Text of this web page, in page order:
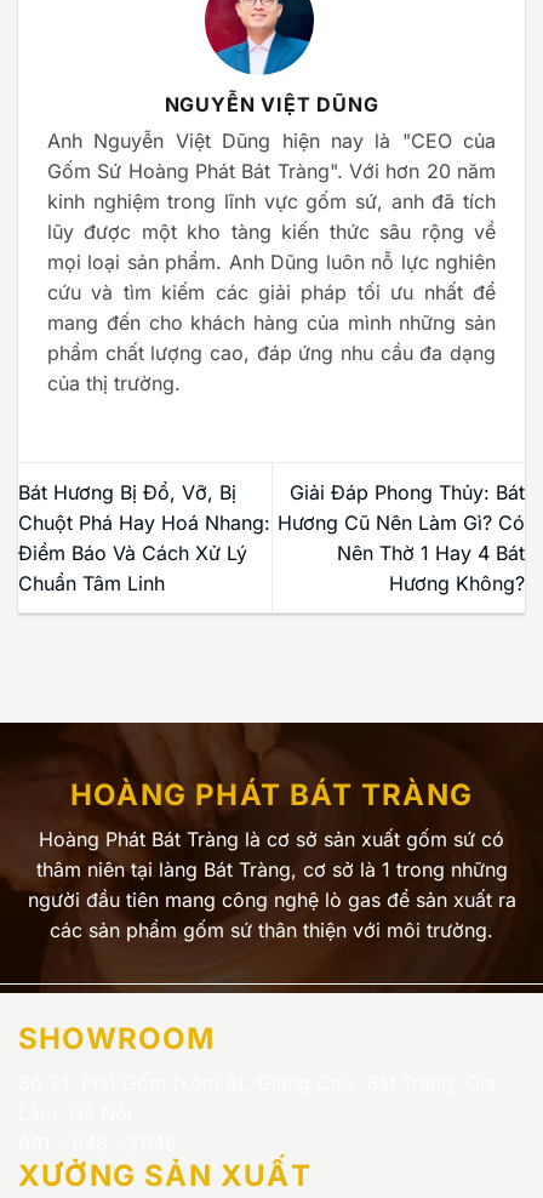
NGUYỄN VIỆT DŨNG
Anh Nguyễn Việt Dũng hiện nay là "CEO của
Gốm Sứ Hoàng Phát Bát Tràng". Với hơn 20 năm
kinh nghiệm trong lĩnh vực gốm sứ, anh đã tích
lũy được một kho tàng kiến thức sâu rộng về
mọi loại sản phẩm. Anh Dũng luôn nỗ lực nghiên
cứu và tìm kiếm các giải pháp tối ưu nhất để
mang đến cho khách hàng của mình những sản
phẩm chất lượng cao, đáp ứng nhu cầu đa dạng
của thị trường.
Bát Hương Bị Đổ, Vỡ, Bị
Chuột Phá Hay Hoá Nhang:
Điềm Báo Và Cách Xử Lý
Chuẩn Tâm Linh
Giải Đáp Phong Thủy: Bát
Hương Cũ Nên Làm Gì? Có
Nên Thờ 1 Hay 4 Bát
Hương Không?
HOÀNG PHÁT BÁT TRÀNG
Hoàng Phát Bát Tràng là cơ sở sản xuất gốm sứ có
thâm niên tại làng Bát Tràng, cơ sở là 1 trong những
người đầu tiên mang công nghệ lò gas để sản xuất ra
các sản phẩm gốm sứ thân thiện với môi trường.
SHOWROOM
XƯỞNG SẢN XUẤT